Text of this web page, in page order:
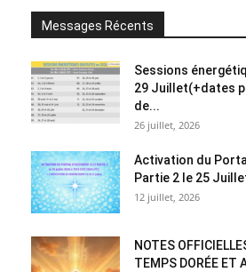
Messages Récents
Sessions
29 Juillet(+dates
de...
26 juillet, 2026
Activation du
Partie 2 le 25
12 juillet, 2026
NOTES
TEMPS DORÉE ET